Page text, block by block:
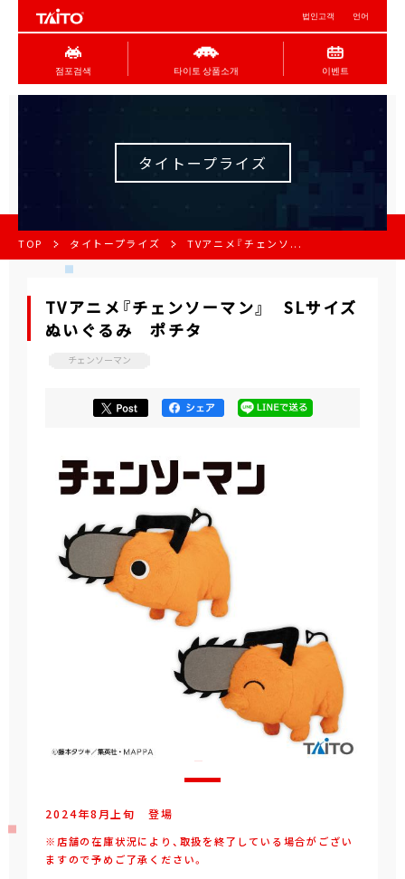
법인고객 언어
점포검색 타이토 상품소개 이벤트
タイトープライズ
TOP タイトープライズ TVアニメ『チェンソ...
TVアニメ『チェンソーマン』 SLサイズ
ぬいぐるみ ポチタ
チェンソーマン
2024年8 月 上旬 登場
※店舗の在庫状況により、取扱を終了している場合がござい
ますので予めご了承ください。